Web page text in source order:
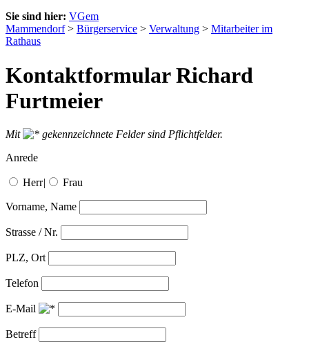
Sie sind hier: VGem
Mammendorf> Bürgerservice > Verwaltung > Mitarbeiter im
Rathaus
Kontaktformular Richard
Furtmeier
Mit
gekennzeichnete Felder sind Pflichtfelder.
Anrede
Herr| Frau
Vorname, Name
Strasse / Nr.
PLZ, Ort
Telefon
E-Mail
Betreff